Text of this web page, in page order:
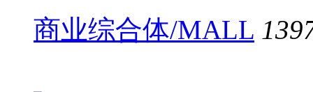
商业综合体/MALL